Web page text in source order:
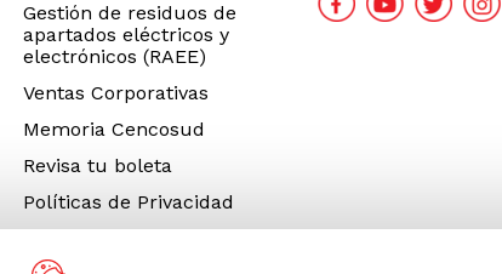
Gestión de residuos de
apartados eléctricos y
electrónicos (RAEE)
Ventas Corporativas
Memoria Cencosud
Revisa tu boleta
Políticas de Privacidad